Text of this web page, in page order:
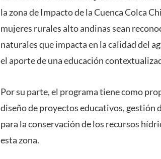
la zona de Impacto de la Cuenca Colca
mujeres rurales alto andinas sean
naturales que impacta en la calidad del
el aporte de una educación
Por su parte, el programa tiene como
diseño de proyectos educativos, gestión
para la conservación de los recursos
esta zona.